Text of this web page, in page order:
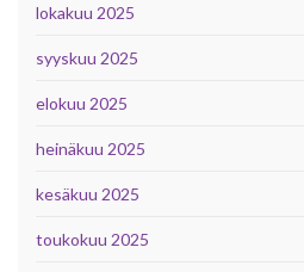
lokakuu 2025
syyskuu 2025
elokuu 2025
heinäkuu 2025
kesäkuu 2025
toukokuu 2025